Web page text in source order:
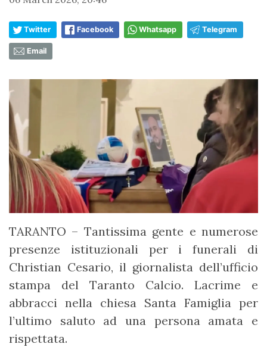
Twitter Facebook Whatsapp Telegram
Email
TARANTO – Tantissima gente e numerose
presenze istituzionali per i funerali di
Christian Cesario, il giornalista dell’ufficio
stampa del Taranto Calcio. Lacrime e
abbracci nella chiesa Santa Famiglia per
l’ultimo saluto ad una persona amata e
rispettata.